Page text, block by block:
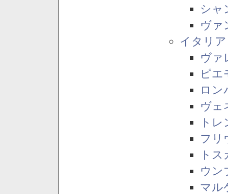
シャ
ヴァ
イタリア
ヴァ
ピエ
ロン
ヴェ
ト
フリ
ト
ウン
マル